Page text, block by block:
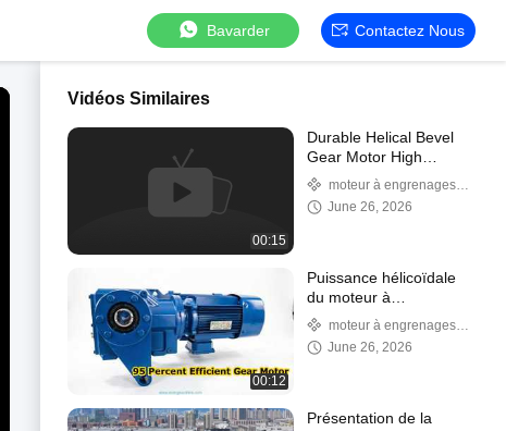
Bavarder Contactez Nous
Vidéos Similaires
00:15
Durable Helical Bevel
Gear Motor High
Efficiency Solution
moteur à engrenages
hélicoïdaux
June 26, 2026
00:12
Puissance hélicoïdale
du moteur à
engrenages coniques à
haut rendement 95 pour
cent
moteur à engrenages
hélicoïdaux
June 26, 2026
Présentation de la